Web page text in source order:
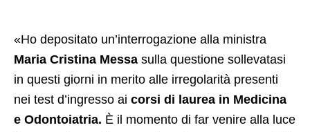
«Ho depositato un’interrogazione alla ministra
Maria Cristina Messa sulla questione sollevatasi
in questi giorni in merito alle irregolarità presenti
nei test d’ingresso ai corsi di laurea in Medicina
e Odontoiatria. È il momento di far venire alla luce